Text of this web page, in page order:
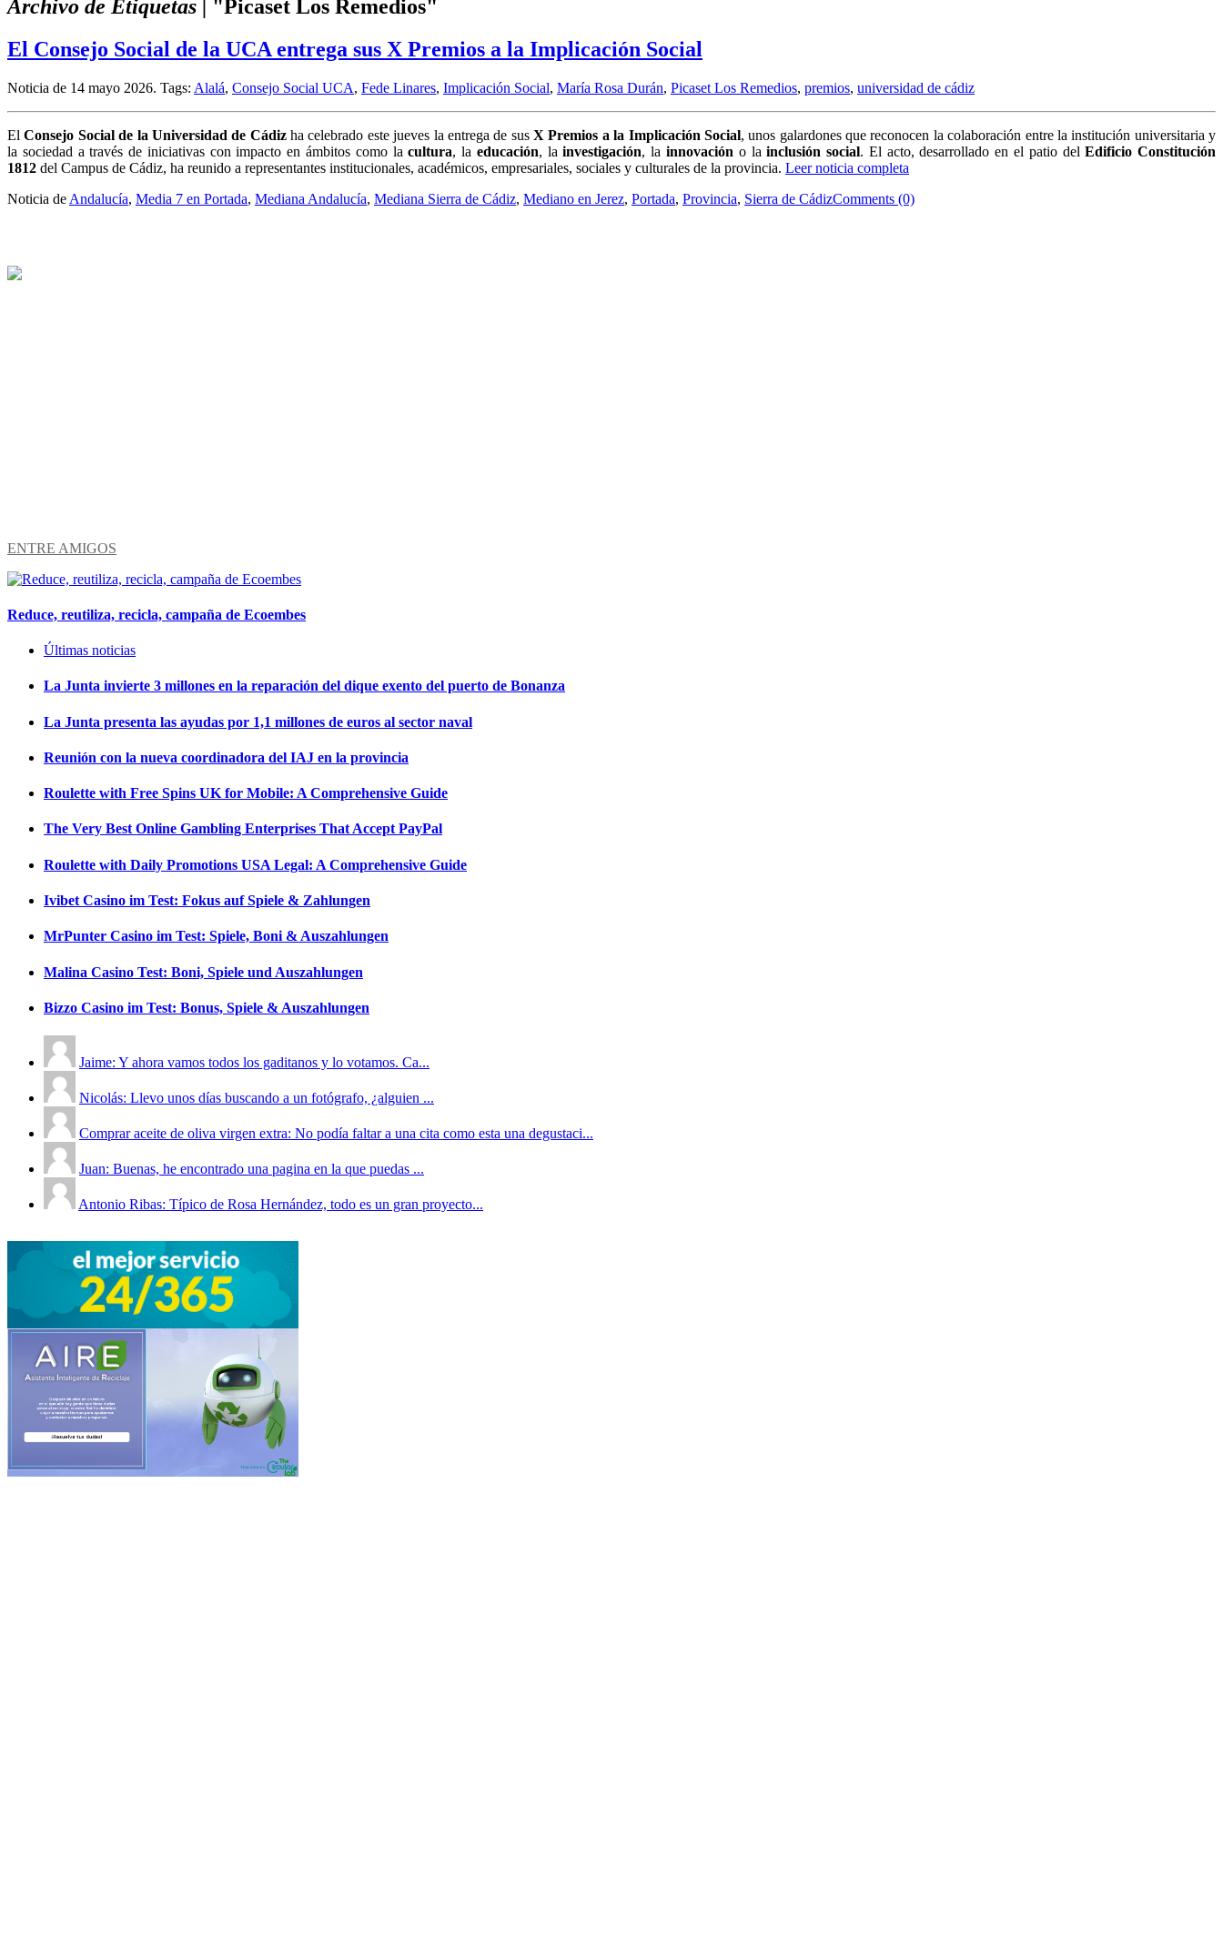
Archivo de Etiquetas | "Picaset Los Remedios"
El Consejo Social de la UCA entrega sus X Premios a la Implicación Social
Noticia de 14 mayo 2026. Tags: Alalá, Consejo Social UCA, Fede Linares, Implicación Social, María Rosa Durán, Picaset Los Remedios, premios, universidad de cádiz
ElConsejo Social de la Universidad de Cádizha celebrado este jueves la entrega de sus X Premios a la Implicación Social, unos galardones que reconocen la colaboración entre la institución universitaria y
la sociedad a través de iniciativas con impacto en ámbitos como lacultura, la educación, lainvestigación, la innovación o lainclusión social. El acto, desarrollado en el patio delEdificio Constitución
1812 del Campus de Cádiz, ha reunido a representantes institucionales, académicos, empresariales, sociales y culturales de la provincia. Leer noticia completa
Noticia de Andalucía, Media 7 en Portada, Mediana Andalucía, Mediana Sierra de Cádiz, Mediano en Jerez, Portada, Provincia, Sierra de CádizComments (0)
ENTRE AMIGOS
Reduce, reutiliza, recicla, campaña de Ecoembes
Últimas noticias
La Junta invierte 3 millones en la reparación del dique exento del puerto de Bonanza
La Junta presenta las ayudas por 1,1 millones de euros al sector naval
Reunión con la nueva coordinadora del IAJ en la provincia
Roulette with Free Spins UK for Mobile: A Comprehensive Guide
The Very Best Online Gambling Enterprises That Accept PayPal
Roulette with Daily Promotions USA Legal: A Comprehensive Guide
Ivibet Casino im Test: Fokus auf Spiele & Zahlungen
MrPunter Casino im Test: Spiele, Boni & Auszahlungen
Malina Casino Test: Boni, Spiele und Auszahlungen
Bizzo Casino im Test: Bonus, Spiele & Auszahlungen
Jaime: Y ahora vamos todos los gaditanos y lo votamos. Ca...
Nicolás: Llevo unos días buscando a un fotógrafo, ¿alguien ...
Comprar aceite de oliva virgen extra: No podía faltar a una cita como esta una degustaci...
Juan: Buenas, he encontrado una pagina en la que puedas ...
Antonio Ribas: Típico de Rosa Hernández, todo es un gran proyecto...